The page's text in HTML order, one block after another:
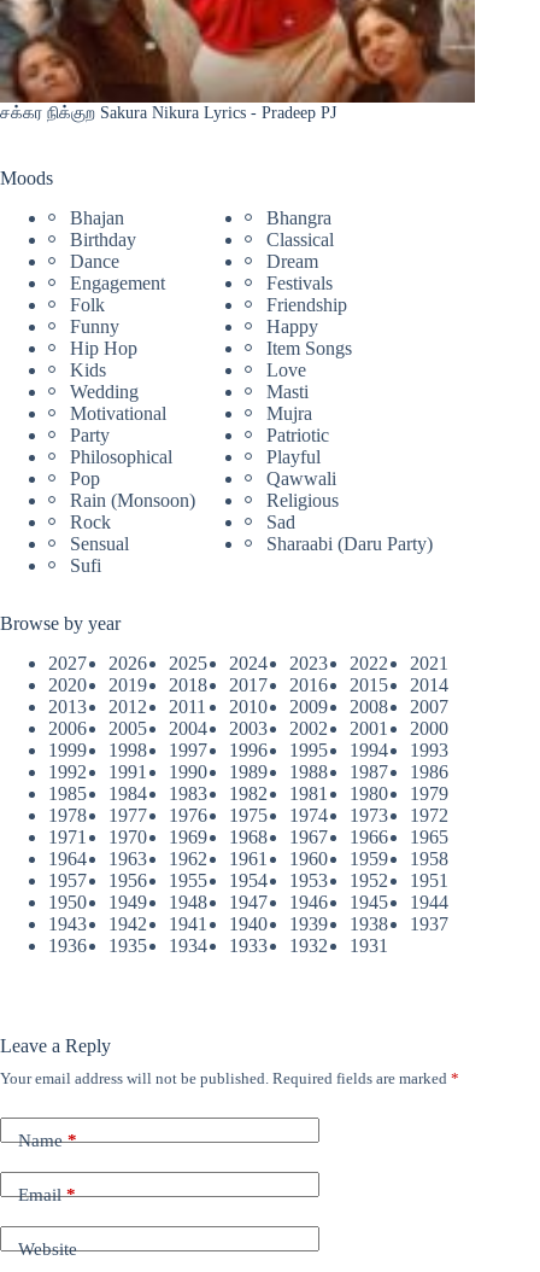
சக்கர நிக்குற Sakura Nikura Lyrics - Pradeep PJ
Moods
Bhajan
Bhangra
Birthday
Classical
Dance
Dream
Engagement
Festivals
Folk
Friendship
Funny
Happy
Hip Hop
Item Songs
Kids
Love
Wedding
Masti
Motivational
Mujra
Party
Patriotic
Philosophical
Playful
Pop
Qawwali
Rain (Monsoon)
Religious
Rock
Sad
Sensual
Sharaabi (Daru Party)
Sufi
Browse by year
2027
2026 2025 2024 2023 2022
2021
2020
2019 2018 2017 2016 2015
2014
2013
2012 2011 2010 2009 2008
2007
2006
2005 2004 2003 2002 2001
2000
1999
1998 1997 1996 1995 1994
1993
1992
1991 1990 1989 1988 1987
1986
1985
1984 1983 1982 1981 1980
1979
1978
1977 1976 1975 1974 1973
1972
1971
1970 1969 1968 1967 1966
1965
1964
1963 1962 1961 1960 1959
1958
1957
1956 1955 1954 1953 1952
1951
1950
1949 1948 1947 1946 1945
1944
1943
1942 1941 1940 1939 1938
1937
1936
1935 1934 1933 1932 1931
Leave a Reply
Your email address will not be published. Required fields are marked *
Name*
Email*
Website